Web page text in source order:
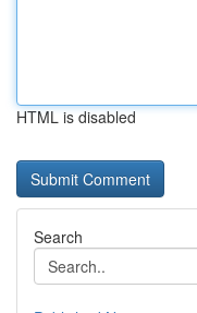
HTML is disabled
Search